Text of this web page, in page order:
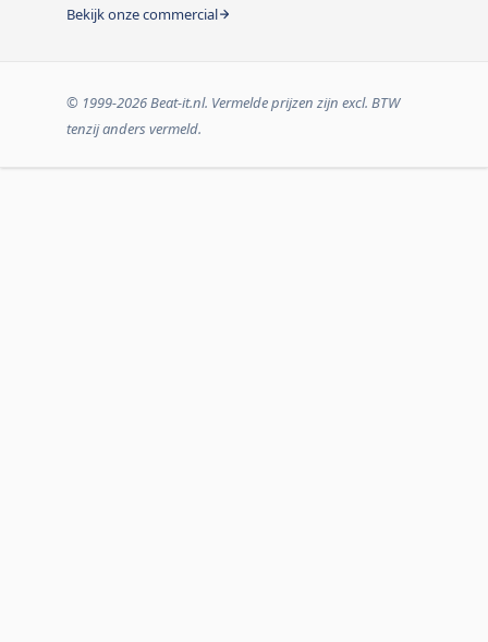
Bekijk onze commercial
© 1999-2026 Beat-it.nl. Vermelde prijzen zijn excl. BTW
tenzij anders vermeld.